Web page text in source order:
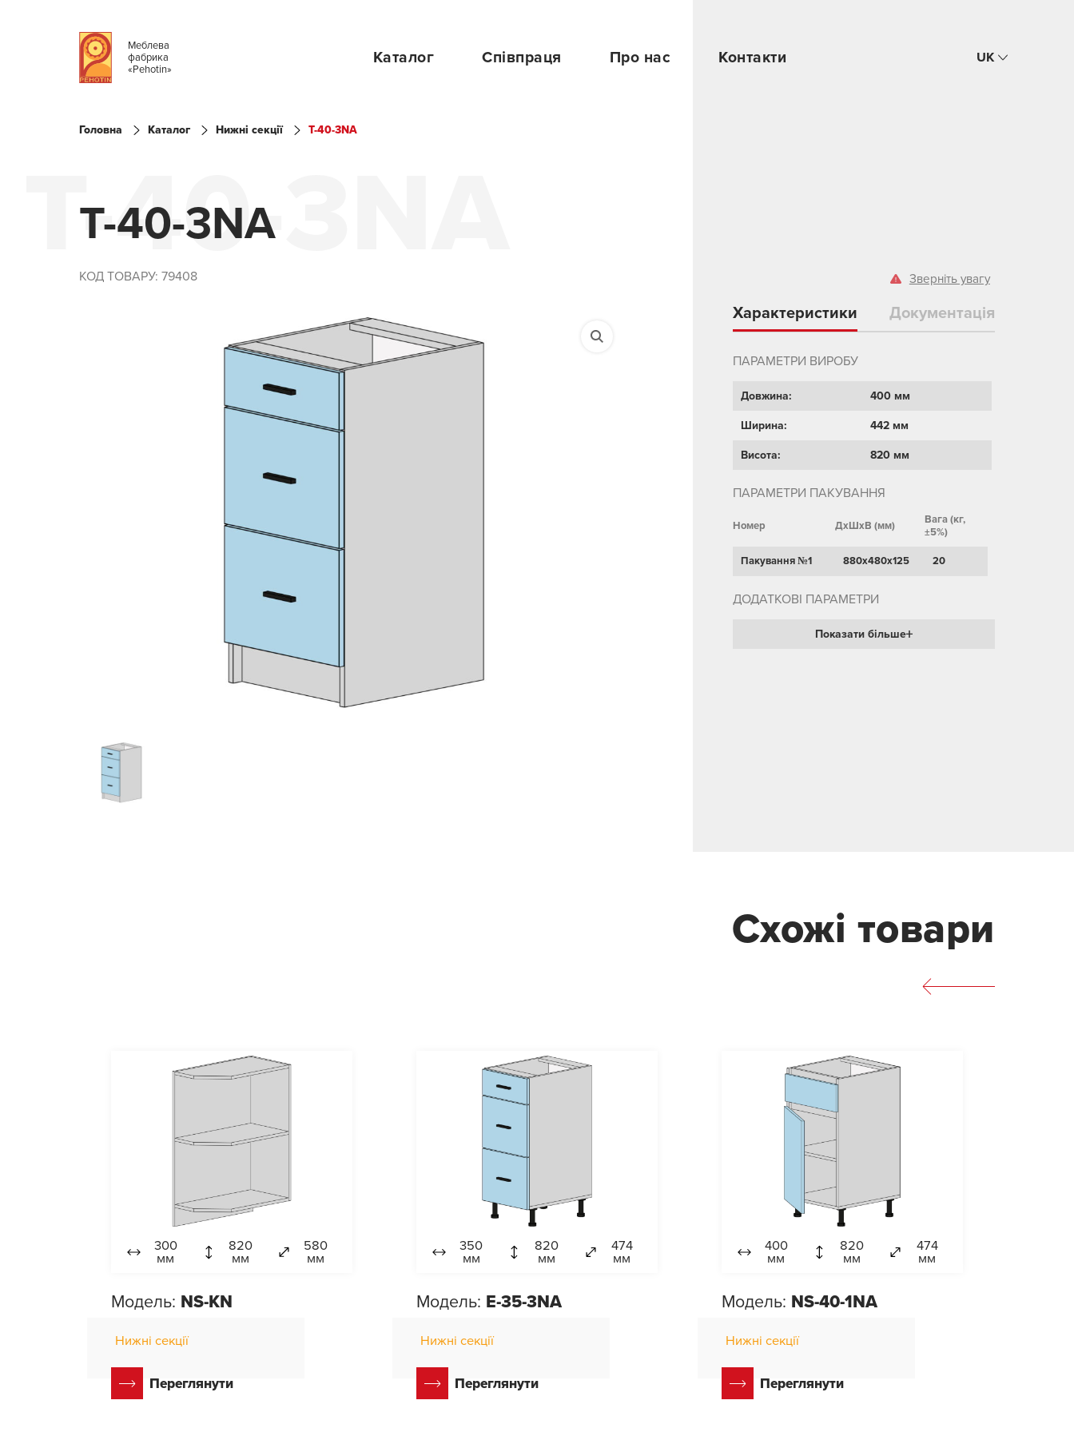
Меблева
фабрика
«Pehotin»
Каталог Співпраця Про нас Контакти UK
Головна Каталог Нижні секції T-40-3NA
T-40-3NA
T-40-3NA
КОД ТОВАРУ: 79408 Зверніть увагу
Характеристики Документація
ПАРАМЕТРИ ВИРОБУ
Довжина: 400 мм
Ширина: 442 мм
Висота: 820 мм
ПАРАМЕТРИ ПАКУВАННЯ
Номер ДхШхВ (мм)
Вага (кг,
±5%)
Пакування №1 880х480х125 20
ДОДАТКОВІ ПАРАМЕТРИ
Показати більше
Схожі товари
300
мм
820
мм
580
мм
Модель: NS-KN
Нижні секції
Переглянути
350
мм
820
мм
474
мм
Модель: E-35-3NA
Нижні секції
Переглянути
400
мм
820
мм
474
мм
Модель: NS-40-1NA
Нижні секції
Переглянути